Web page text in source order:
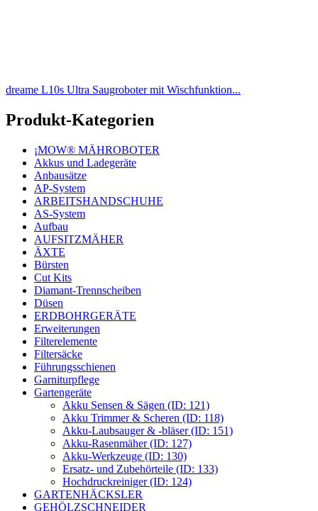
dreame L10s Ultra Saugroboter mit Wischfunktion...
Produkt-Kategorien
¡MOW® MÄHROBOTER
Akkus und Ladegeräte
Anbausätze
AP-System
ARBEITSHANDSCHUHE
AS-System
Aufbau
AUFSITZMÄHER
ÄXTE
Bürsten
Cut Kits
Diamant-Trennscheiben
Düsen
ERDBOHRGERÄTE
Erweiterungen
Filterelemente
Filtersäcke
Führungsschienen
Garniturpflege
Gartengeräte
Akku Sensen & Sägen (ID: 121)
Akku Trimmer & Scheren (ID: 118)
Akku-Laubsauger & -bläser (ID: 151)
Akku-Rasenmäher (ID: 127)
Akku-Werkzeuge (ID: 130)
Ersatz- und Zubehörteile (ID: 133)
Hochdruckreiniger (ID: 124)
GARTENHÄCKSLER
GEHÖLZSCHNEIDER